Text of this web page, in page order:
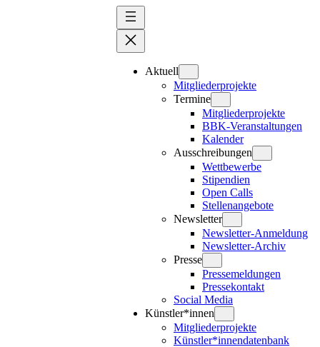
Aktuell
Mitgliederprojekte
Termine
Mitgliederprojekte
BBK-Veranstaltungen
Kalender
Ausschreibungen
Wettbewerbe
Stipendien
Open Calls
Stellenangebote
Newsletter
Newsletter-Anmeldung
Newsletter-Archiv
Presse
Pressemeldungen
Pressekontakt
Social Media
Künstler*innen
Mitgliederprojekte
Künstler*innendatenbank